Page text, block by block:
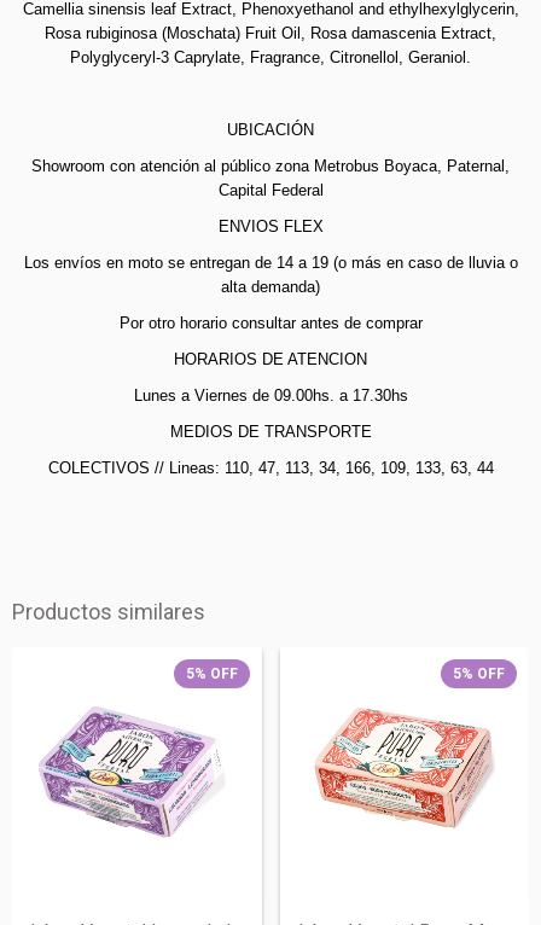
Camellia sinensis leaf Extract, Phenoxyethanol and ethylhexylglycerin,
Rosa rubiginosa (Moschata) Fruit Oil, Rosa damascenia Extract,
Polyglyceryl-3 Caprylate, Fragrance, Citronellol, Geraniol.
UBICACIÓN
Showroom con atención al público zona Metrobus Boyaca, Paternal,
Capital Federal
ENVIOS FLEX
Los envíos en moto se entregan de 14 a 19 (o más en caso de lluvia o
alta demanda)
Por otro horario consultar antes de comprar
HORARIOS DE ATENCION
Lunes a Viernes de 09.00hs. a 17.30hs
MEDIOS DE TRANSPORTE
COLECTIVOS // Lineas: 110, 47, 113, 34, 166, 109, 133, 63, 44
Productos similares
5% OFF 5% OFF